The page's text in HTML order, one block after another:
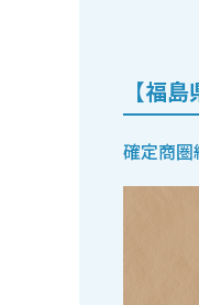
【福
確定商